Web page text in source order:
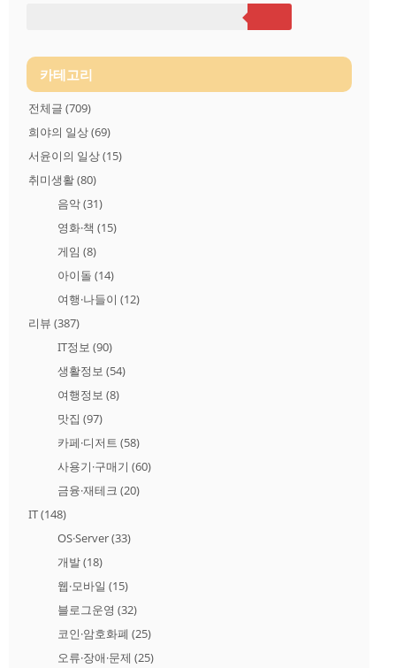
카테고리
전체글 (709)
희야의 일상(69)
서윤이의 일상(15)
취미생활(80)
음악(31)
영화·책 (15)
게임 (8)
아이돌 (14)
여행·나들이 (12)
리뷰 (387)
IT정보 (90)
생활정보 (54)
여행정보 (8)
맛집 (97)
카페·디저트 (58)
사용기·구매기 (60)
금융·재테크 (20)
IT(148)
OS·Server(33)
개발(18)
웹·모바일 (15)
블로그운영 (32)
코인·암호화폐 (25)
오류·장애·문제 (25)